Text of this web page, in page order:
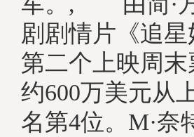
剧剧情片《追
第二个上映周
约600万美元从
名第4位。M·奈